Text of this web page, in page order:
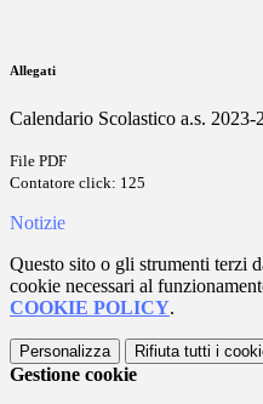
Allegati
Calendario Scolastico a.s. 2023-
File PDF
Contatore click: 125
Notizie
Questo sito o gli strumenti terzi
cookie necessari al
COOKIE POLICY.
Personalizza Rifiuta tutti i
Gestione cookie